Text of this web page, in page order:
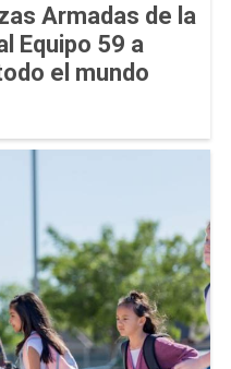
Armadas de la
Equipo 59 a
el mundo